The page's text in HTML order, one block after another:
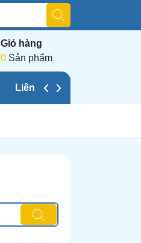
Giỏ hàng
0 Sản phẩm
Liên hệ chúng tôi